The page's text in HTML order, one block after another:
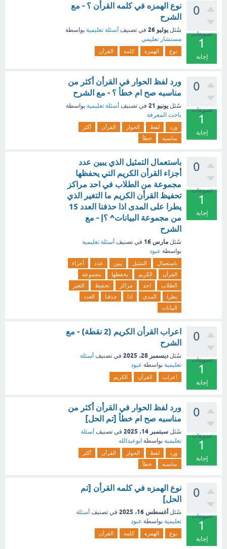
0
تصويتات
1
إجابة
نوع الهمزه في كلمه القرأن ؟ - مع
الشرح
سُئل يوليو 26 في تصنيف أسئلة تعليمية بواسطة
مستشار تعليمي
نوع الهمزه كلمه القرأن
0
تصويتات
1
إجابة
ورد لفظ الحوار في القرأن أكثر من
مناسبه صح ام خطأ ؟ - مع الشرح
سُئل يونيو 21 في تصنيف أسئلة تعليمية بواسطة
باحث المعرفة
ورد لفظ الحوار القرأن
أكثر
مناسبه
خطأ
0
تصويتات
1
إجابة
باستعمال التمثيل الذي يبين عدد
أجزاء القرأن الكريم التي يحفظها
مجموعة من الطلاب في احد مراكز
تحفيظ القرأن الكريم ما التغير الذي
يطرا على المدى اذا حذفنا العدد 15
من مجموعة البيانات^ ؟| - مع
الشرح
سُئل مارس 16 في تصنيف أسئلة تعليمية
بواسطة عبود
باستعمال التمثيل يبين عدد
أجزاء
القرأن
الكريم يحفظها
مجموعة
الطلاب
احد مراكز تحفيظ
التغير
يطرا
المدى اذا حذفنا
العدد
البيانات
0
تصويتات
1
إجابة
اعراب القرأن الكريم (2 نقطة) - مع
الشرح
سُئل ديسمبر 28، 2025 في تصنيف أسئلة
تعليمية بواسطة عبود
اعراب القرأن الكريم
0
تصويتات
1
إجابة
ورد لفظ الحوار في القرأن أكثر من
مناسبه صح ام خطأ [تم الحل]
سُئل سبتمبر 14، 2025 في تصنيف أسئلة
تعليمية بواسطة ابوعبدالله
ورد لفظ الحوار القرأن
أكثر
مناسبه
خطأ
0
تصويتات
1
إجابة
نوع الهمزه في كلمه القرأن [تم
الحل]
سُئل أغسطس 16، 2025 في تصنيف أسئلة
تعليمية بواسطة عبود
نوع الهمزه كلمه القرأن